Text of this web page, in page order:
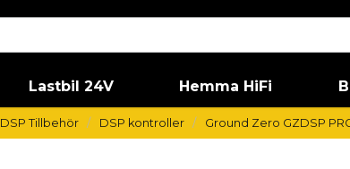
Lastbil 24V Hemma HiFi
DSP Tillbehör DSP kontroller Ground Zero GZDSP